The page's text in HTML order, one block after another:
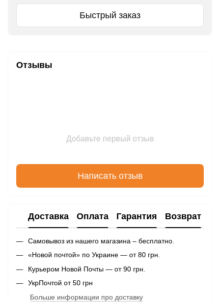
Быстрый заказ
Отзывы
Добавьте первый отзыв
Написать отзыв
Доставка Оплата Гарантия Возврат
Самовывоз из нашего магазина – бесплатно.
«Новой почтой» по Украине — от 80 грн.
Курьером Новой Почты — от 90 грн.
УкрПочтой от 50 грн
Больше информации про доставку